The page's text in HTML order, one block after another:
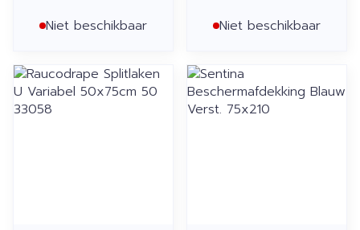
Niet beschikbaar Niet beschikbaar